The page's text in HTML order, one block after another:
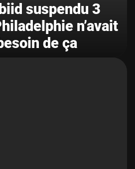
suspendu 3
n’avait
de ça